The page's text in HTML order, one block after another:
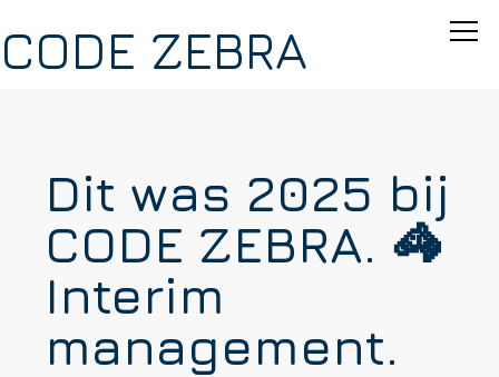
CODE ZEBRA
Dit was 2025 bij
CODE ZEBRA. 🦓
Interim
management.